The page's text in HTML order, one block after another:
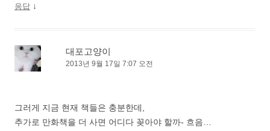
응답 ↓
대포고양이
2013년 9월 17일 7:07 오전
그러게 지금 현재 책들은 충분한데,
추가로 만화책을 더 사면 어디다 꽂아야 할까- 흐음…